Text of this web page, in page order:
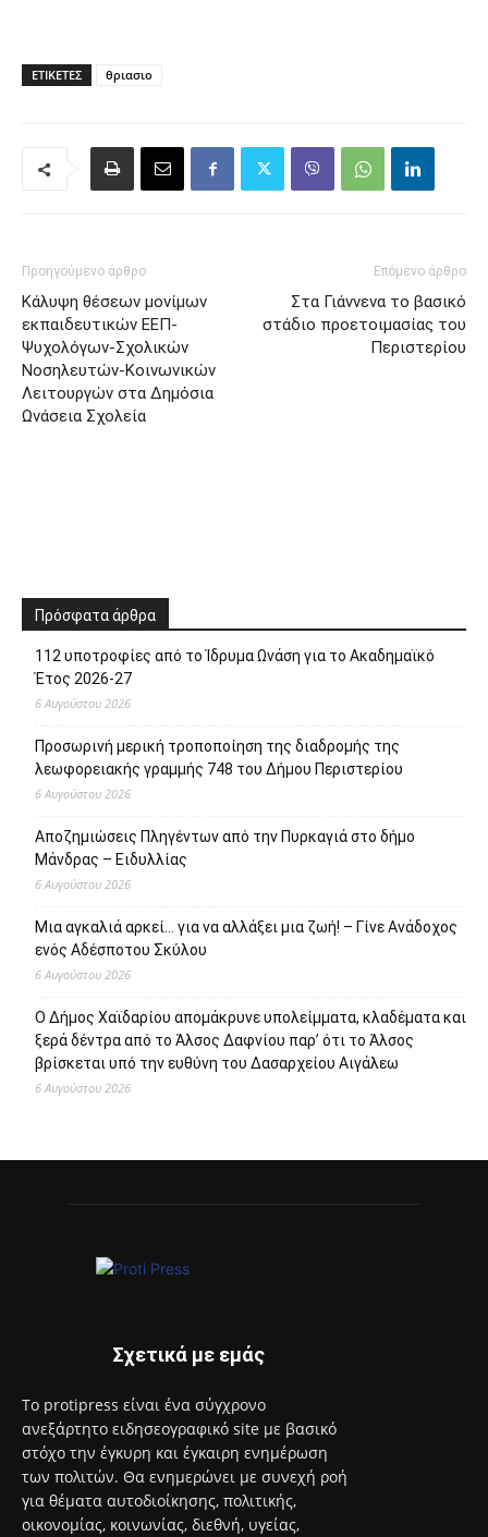
ΕΤΙΚΈΤΕΣ θριασιο
Προηγούμενο άρθρο
Kάλυψη θέσεων μονίμων
εκπαιδευτικών ΕΕΠ-
Ψυχολόγων-Σχολικών
Νοσηλευτών-Κοινωνικών
Λειτουργών στα Δημόσια
Ωνάσεια Σχολεία
Επόμενο άρθρο
Στα Γιάννενα το βασικό
στάδιο προετοιμασίας του
Περιστερίου
Πρόσφατα άρθρα
112 υποτροφίες από το Ίδρυμα Ωνάση για το Ακαδημαϊκό
Έτος 2026-27
6 Αυγούστου 2026
Προσωρινή μερική τροποποίηση της διαδρομής της
λεωφορειακής γραμμής 748 του Δήμου Περιστερίου
6 Αυγούστου 2026
Αποζημιώσεις Πληγέντων από την Πυρκαγιά στο δήμο
Μάνδρας – Ειδυλλίας
6 Αυγούστου 2026
Μια αγκαλιά αρκεί… για να αλλάξει μια ζωή! – Γίνε Ανάδοχος
ενός Αδέσποτου Σκύλου
6 Αυγούστου 2026
Ο Δήμος Χαϊδαρίου απομάκρυνε υπολείμματα, κλαδέματα και
ξερά δέντρα από το Άλσος Δαφνίου παρ’ ότι το Άλσος
βρίσκεται υπό την ευθύνη του Δασαρχείου Αιγάλεω
6 Αυγούστου 2026
Σχετικά με εμάς
Το protipress είναι ένα σύγχρονο
ανεξάρτητο ειδησεογραφικό site με βασικό
στόχο την έγκυρη και έγκαιρη ενημέρωση
των πολιτών. Θα ενημερώνει με συνεχή ροή
για θέματα αυτοδιοίκησης, πολιτικής,
οικονομίας, κοινωνίας, διεθνή, υγείας,